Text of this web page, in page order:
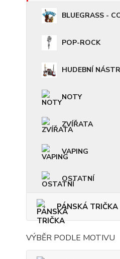
BLUEGRASS -
POP-ROCK
HUDEBNÍ
NOTY
ZVÍŘATA
VAPING
OSTATNÍ
PÁNSKÁ TRIČKA
VÝBĚR PODLE MOTIVU